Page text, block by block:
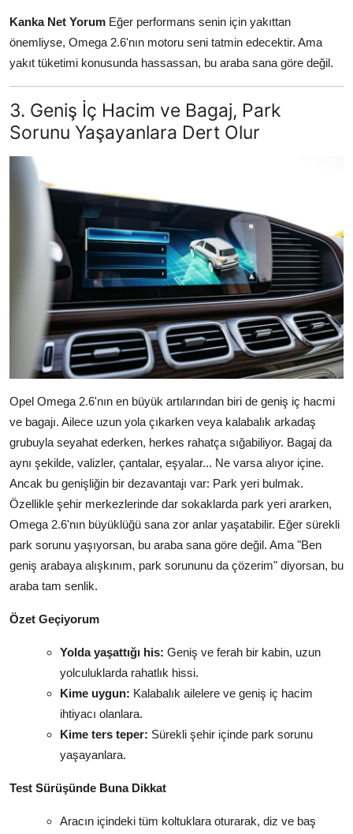
Kanka Net Yorum Eğer performans senin için yakıttan
önemliyse, Omega 2.6'nın motoru seni tatmin edecektir. Ama
yakıt tüketimi konusunda hassassan, bu araba sana göre değil.
3. Geniş İç Hacim ve Bagaj, Park
Sorunu Yaşayanlara Dert Olur
Opel Omega 2.6'nın en büyük artılarından biri de geniş iç hacmi
ve bagajı. Ailece uzun yola çıkarken veya kalabalık arkadaş
grubuyla seyahat ederken, herkes rahatça sığabiliyor. Bagaj da
aynı şekilde, valizler, çantalar, eşyalar... Ne varsa alıyor içine.
Ancak bu genişliğin bir dezavantajı var: Park yeri bulmak.
Özellikle şehir merkezlerinde dar sokaklarda park yeri ararken,
Omega 2.6'nın büyüklüğü sana zor anlar yaşatabilir. Eğer sürekli
park sorunu yaşıyorsan, bu araba sana göre değil. Ama "Ben
geniş arabaya alışkınım, park sorununu da çözerim" diyorsan, bu
araba tam senlik.
Özet Geçiyorum
Yolda yaşattığı his: Geniş ve ferah bir kabin, uzun
yolculuklarda rahatlık hissi.
Kime uygun: Kalabalık ailelere ve geniş iç hacim
ihtiyacı olanlara.
Kime ters teper: Sürekli şehir içinde park sorunu
yaşayanlara.
Test Sürüşünde Buna Dikkat
Aracın içindeki tüm koltuklara oturarak, diz ve baş